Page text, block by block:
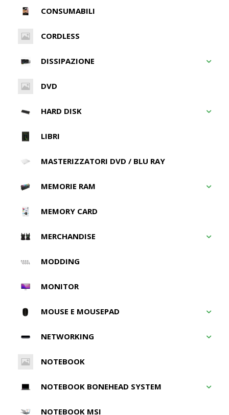
CONSUMABILI
CORDLESS
DISSIPAZIONE
DVD
HARD DISK
LIBRI
MASTERIZZATORI DVD / BLU RAY
MEMORIE RAM
MEMORY CARD
MERCHANDISE
MODDING
MONITOR
MOUSE E MOUSEPAD
NETWORKING
NOTEBOOK
NOTEBOOK BONEHEAD SYSTEM
NOTEBOOK MSI